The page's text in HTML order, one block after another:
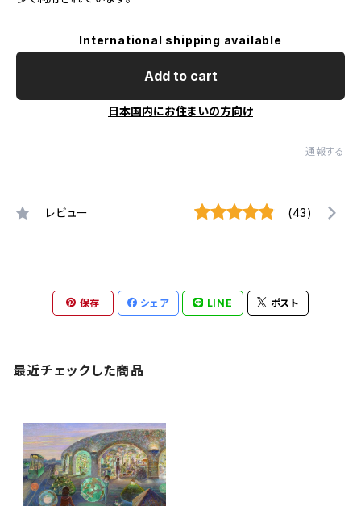
International shipping available
Add to cart
日本国内にお住まいの方向け
通報する
レビュー (43)
保存 シェア LINE ポスト
最近チェックした商品